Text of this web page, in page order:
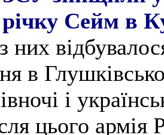
річку Сейм в
них
в
і
цього